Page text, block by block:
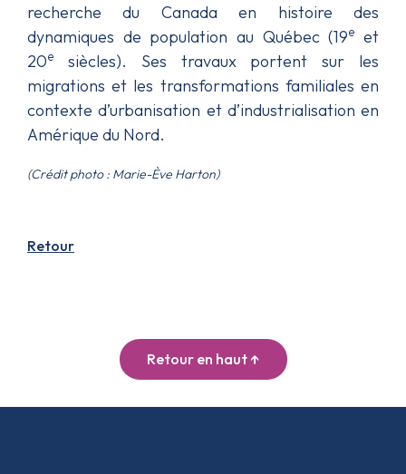
recherche du Canada en histoire des
dynamiques de population au Québec (19e et
20e
siècles). Ses travaux portent sur les
migrations et les transformations familiales en
contexte d’urbanisation et d’industrialisation en
Amérique du Nord.
(Crédit photo : Marie-Ève Harton)
Retour
Retour en haut ↑